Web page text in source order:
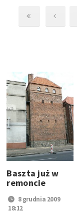
Baszta już w
remoncie
8 grudnia 2009
18:12